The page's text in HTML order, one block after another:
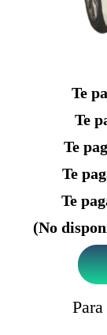
Te
Te
Te
Te
Te
(No